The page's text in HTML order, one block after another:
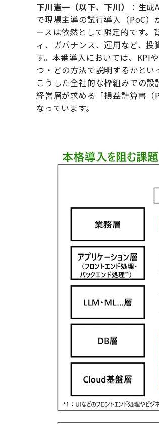
下川憲一（以下、下川）
：生
で現場主導の試行導入（PoC
ースは依然として限定的です
ィ、ガバナンス、運用など、
す。本番導入においては、KPI
つ・どの方法で説明するかとい
こうした全社的な枠組みでの設
経営層が求める「損益計算書
なっています。